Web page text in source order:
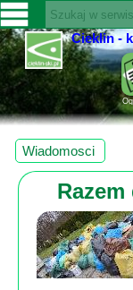
SERWISY
CIEKLIN-
SKI.PL
Wiadomości
Kultura
Fotorelacja
Pogoda
Cieklin -
Wiadomosci